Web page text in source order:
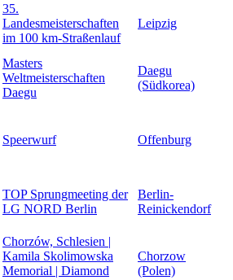
35.
Landesmeisterschaften
im 100 km-Straßenlauf
Leipzig
Masters
Weltmeisterschaften
Daegu
Daegu
(Südkorea)
Speerwurf Offenburg
TOP Sprungmeeting der
LG NORD Berlin
Berlin-
Reinickendorf
Chorzów, Schlesien |
Kamila Skolimowska
Memorial | Diamond
Chorzow
(Polen)